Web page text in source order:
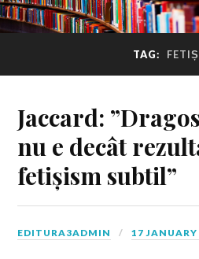
TAG:
Jaccard:
nu e decât
fetișism subtil”
EDITURA3ADMIN 17 JANUARY